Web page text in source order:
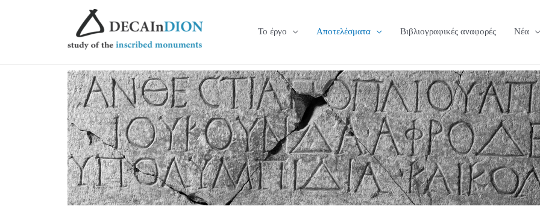
Το έργο Αποτελέσματα Βιβλιογραφικές αναφορές Νέα